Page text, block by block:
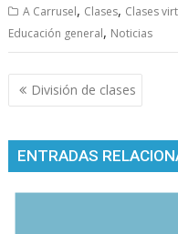
A Carrusel, Clases, Clases
Educación general, Noticias
Navegación
de
División de clases
ENTRADAS